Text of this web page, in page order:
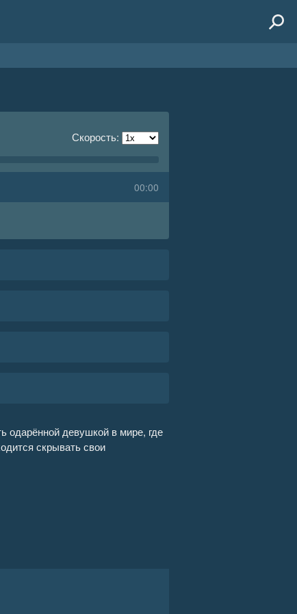
Скорость:
00:00
одарённой девушкой в мире, где
скрывать свои